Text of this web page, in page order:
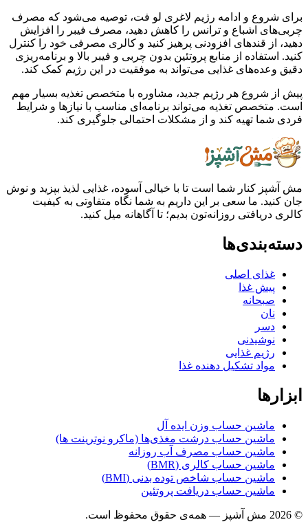
برای شروع و ادامه رژیم لاغری لو فت، توصیه می‌شود که مصرف
چربی‌های اشباع و ترانس را کاهش دهید، مصرف فیبر را افزایش
دهید، از قندهای افزودنی پرهیز کنید و کالری مصرفی خود را کنترل
کنید. استفاده از منابع پروتئین بدون چربی و فیبر بالا و برنامه‌ریزی
دقیق وعده‌های غذایی می‌تواند به موفقیت در این رژیم کمک کند.
پیش از شروع هر رژیم جدید، مشاوره با متخصص تغذیه بسیار مهم
است. متخصص تغذیه می‌تواند برنامه‌ای مناسب با نیازها و شرایط
فردی شما تهیه کند و از مشکلات احتمالی جلوگیری کند.
مش آشپز کنار شما است تا با خیالی آسوده، غذایی لذیذ بپزید و نوش
جان کنید. ما سعی بر این داریم به شما نگاه متفاوتی به کیفیت
کالری دریافتی روزانه‌تون بدیم؛ تا آگاهانه میل کنید.
دسته‌بندی‌ها
غذای اصلی
پیش غذا
صبحانه
نان
دسر
نوشیدنی
رژیم غذایی
مواد تشکیل دهنده غذا
ابزارها
ماشین حساب وزن ایده آل
ماشین حساب درشت مغذی‌ها (ماکرو نوترینت ها)
ماشین حساب مصرف آب روزانه
ماشین حساب کالری (BMR)
ماشین حساب شاخص توده بدنی (BMI)
ماشین حساب دریافت پروتئین
© 2026 مش آشپز — همه‌ی حقوق محفوظ است.